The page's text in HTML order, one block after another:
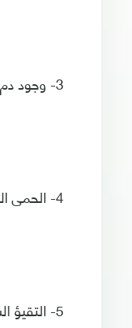
3- وجود دم في البراز.
4- الحمى الشديدة.
5- التقيؤ الشديد.